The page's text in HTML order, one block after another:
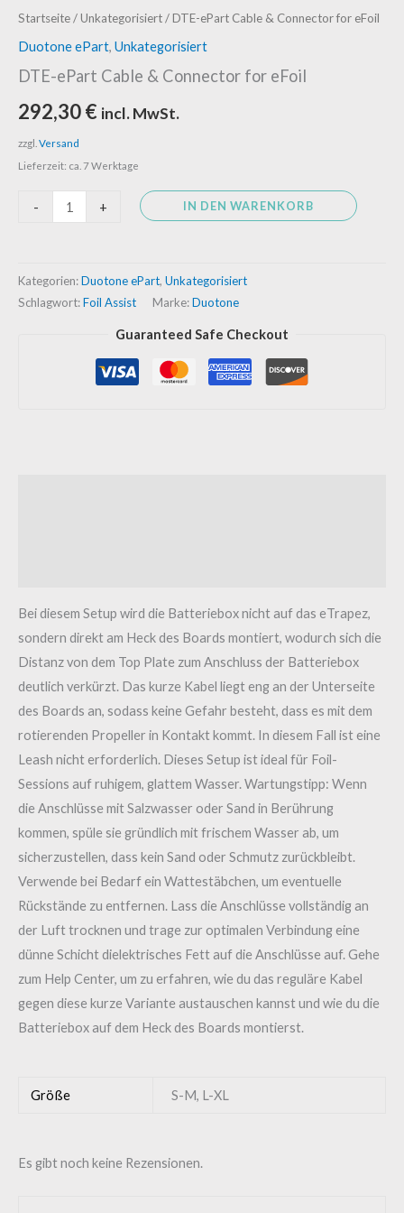
Startseite/Unkategorisiert/ DTE-ePart Cable & Connector for eFoil
Duotone ePart, Unkategorisiert
DTE-ePart Cable & Connector for eFoil
292,30€ incl. MwSt.
zzgl. Versand
Lieferzeit: ca. 7 Werktage
-
DTE-
ePart
Cable
Connector
for
eFoil
Menge
+
IN DEN WARENKORB
Kategorien:Duotone ePart, Unkategorisiert
Schlagwort:Foil Assist Marke:Duotone
Guaranteed Safe Checkout
Bei diesem Setup wird die Batteriebox nicht auf das eTrapez,
sondern direkt am Heck des Boards montiert, wodurch sich die
Distanz von dem Top Plate zum Anschluss der Batteriebox
deutlich verkürzt. Das kurze Kabel liegt eng an der Unterseite
des Boards an, sodass keine Gefahr besteht, dass es mit dem
rotierenden Propeller in Kontakt kommt. In diesem Fall ist eine
Leash nicht erforderlich. Dieses Setup ist ideal für Foil-
Sessions auf ruhigem, glattem Wasser. Wartungstipp: Wenn
die Anschlüsse mit Salzwasser oder Sand in Berührung
kommen, spüle sie gründlich mit frischem Wasser ab, um
sicherzustellen, dass kein Sand oder Schmutz zurückbleibt.
Verwende bei Bedarf ein Wattestäbchen, um eventuelle
Rückstände zu entfernen. Lass die Anschlüsse vollständig an
der Luft trocknen und trage zur optimalen Verbindung eine
dünne Schicht dielektrisches Fett auf die Anschlüsse auf. Gehe
zum Help Center, um zu erfahren, wie du das reguläre Kabel
gegen diese kurze Variante austauschen kannst und wie du die
Batteriebox auf dem Heck des Boards montierst.
Größe S-M, L-XL
Es gibt noch keine Rezensionen.